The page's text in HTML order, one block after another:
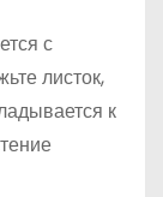
с
листок,
к